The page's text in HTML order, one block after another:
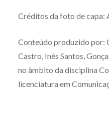
Créditos da foto de capa:
Conteúdo produzido por:
Castro, Inês Santos,
no âmbito da disciplina
licenciatura em